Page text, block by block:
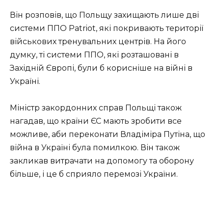
Він розповів, що Польщу захищають лише дві
системи ППО Patriot, які покривають території
військових тренувальних центрів. На його
думку, ті системи ППО, які розташовані в
Західній Європі, були б корисніше на війні в
Україні.
Міністр закордонних справ Польщі також
нагадав, що країни ЄС мають зробити все
можливе, аби переконати Владіміра Путіна, що
війна в Україні була помилкою. Він також
закликав витрачати на допомогу та оборону
більше, і це б сприяло перемозі України.